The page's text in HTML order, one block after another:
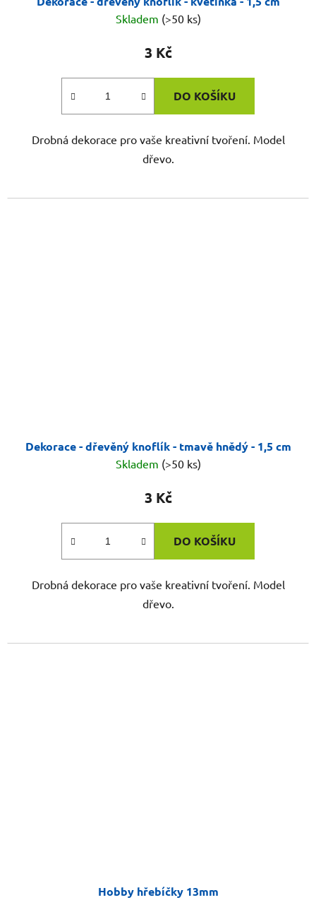
Skladem (>50 ks)
3 Kč
DO KOŠÍKU
Drobná dekorace pro vaše kreativní tvoření. Model
dřevo.
Dekorace - dřevěný knoflík - tmavě hnědý - 1,5 cm
Skladem (>50 ks)
3 Kč
DO KOŠÍKU
Drobná dekorace pro vaše kreativní tvoření. Model
dřevo.
Hobby hřebíčky 13mm